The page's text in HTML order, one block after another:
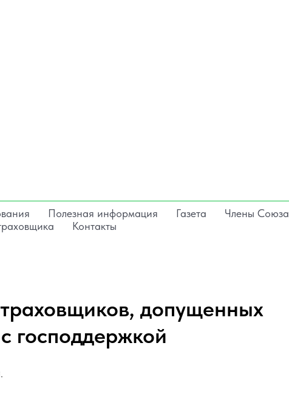
Полезная информация Газета Члены Союза
Контакты
допущенных
господдержкой